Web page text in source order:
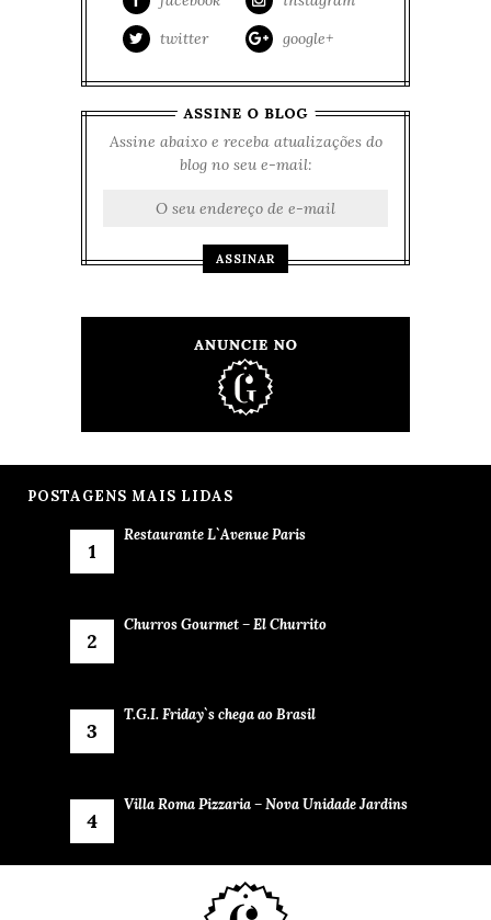
twitter
google+
Assine abaixo e receba atualizações do
blog no seu e-mail:
POSTAGENS MAIS LIDAS
Restaurante L`Avenue Paris
Churros Gourmet – El Churrito
T.G.I. Friday`s chega ao Brasil
Villa Roma Pizzaria – Nova Unidade Jardins